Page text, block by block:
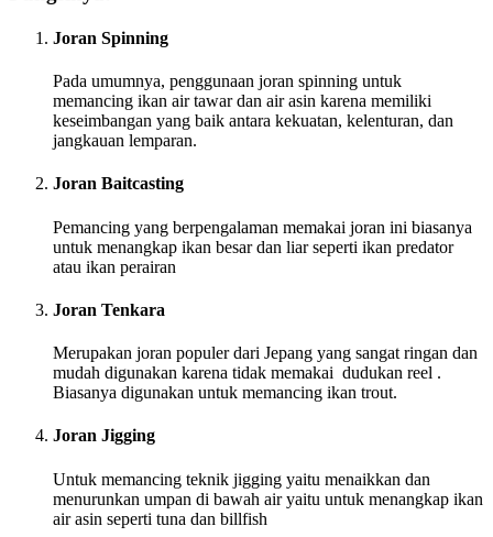
Joran Spinning
Pada umumnya, penggunaan joran spinning untuk
memancing ikan air tawar dan air asin karena memiliki
keseimbangan yang baik antara kekuatan, kelenturan, dan
jangkauan lemparan.
Joran Baitcasting
Pemancing yang berpengalaman memakai joran ini biasanya
untuk menangkap ikan besar dan liar seperti ikan predator
atau ikan perairan
Joran Tenkara
Merupakan joran populer dari Jepang yang sangat ringan dan
mudah digunakan karena tidak memakai dudukan reel .
Biasanya digunakan untuk memancing ikan trout.
Joran Jigging
Untuk memancing teknik jigging yaitu menaikkan dan
menurunkan umpan di bawah air yaitu untuk menangkap ikan
air asin seperti tuna dan billfish